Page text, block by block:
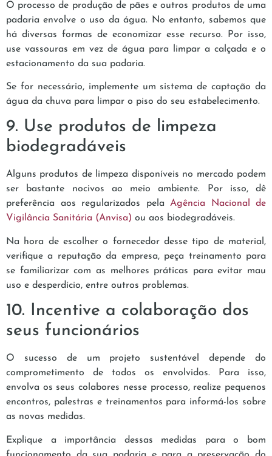
O processo de produção de pães e outros produtos de uma
padaria envolve o uso da água. No entanto, sabemos que
há diversas formas de economizar esse recurso. Por isso,
use vassouras em vez de água para limpar a calçada e o
estacionamento da sua padaria.
Se for necessário, implemente um sistema de captação da
água da chuva para limpar o piso do seu estabelecimento.
9. Use produtos de limpeza
biodegradáveis
Alguns produtos de limpeza disponíveis no mercado podem
ser bastante nocivos ao meio ambiente. Por isso, dê
preferência aos regularizados pela Agência Nacional de
Vigilância Sanitária (Anvisa) ou aos biodegradáveis.
Na hora de escolher o fornecedor desse tipo de material,
verifique a reputação da empresa, peça treinamento para
se familiarizar com as melhores práticas para evitar mau
uso e desperdício, entre outros problemas.
10. Incentive a colaboração dos
seus funcionários
O sucesso de um projeto sustentável depende do
comprometimento de todos os envolvidos. Para isso,
envolva os seus colabores nesse processo, realize pequenos
encontros, palestras e treinamentos para informá-los sobre
as novas medidas.
Explique a importância dessas medidas para o bom